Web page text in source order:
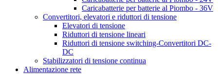
Caricabatterie per batterie al Piombo - 36V
Convertitori, elevatori e riduttori di tensione
Elevatori di tensione
Riduttori di tensione lineari
Riduttori di tensione switching-Convertitori DC-
DC
Stabilizzatori di tensione continua
Alimentazione rete